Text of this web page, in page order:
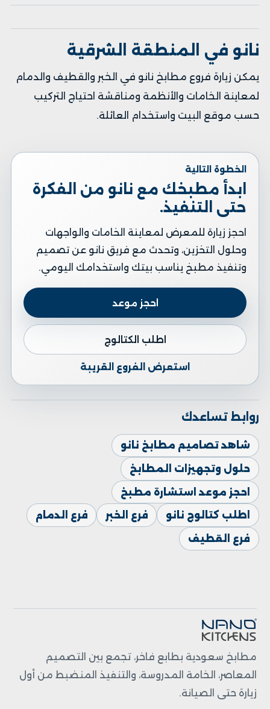
نانو في المنطقة الشرقية
يمكن زيارة فروع مطابخ نانو في الخبر و القطيف و الدمام
لمعاينة الخامات والأنظمة ومناقشة احتياج التركيب
حسب موقع البيت واستخدام العائلة.
الخطوة التالية
ابدأ مطبخك مع نانو من الفكرة
حتى التنفيذ.
احجز زيارة للمعرض لمعاينة الخامات والواجهات
وحلول التخزين، وتحدث مع فريق نانو عن تصميم
وتنفيذ مطبخ يناسب بيتك واستخدامك اليومي.
احجز موعد
اطلب الكتالوج
استعرض الفروع القريبة
روابط تساعدك
شاهد تصاميم مطابخ نانو
حلول وتجهيزات المطابخ
احجز موعد استشارة مطبخ
اطلب كتالوج نانو فرع الخبر فرع الدمام
فرع القطيف
مطابخ سعودية بطابع فاخر، تجمع بين التصميم
المعاصر، الخامة المدروسة، والتنفيذ المنضبط من أول
زيارة حتى الصيانة.